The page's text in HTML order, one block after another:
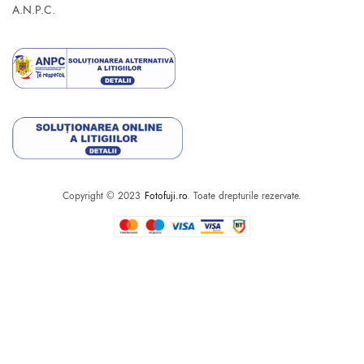
A.N.P.C.
Copyright © 2023 Fotofuji.ro. Toate drepturile rezervate.